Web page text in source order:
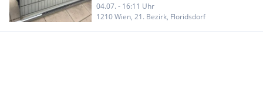
04.07. - 16:11 Uhr
1210 Wien, 21. Bezirk, Floridsdorf